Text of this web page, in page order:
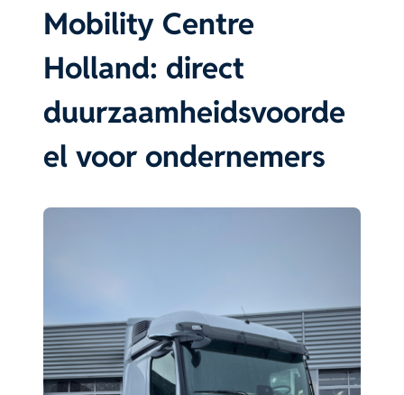
Mobility Centre
Holland: direct
duurzaamheidsvoorde
el voor ondernemers